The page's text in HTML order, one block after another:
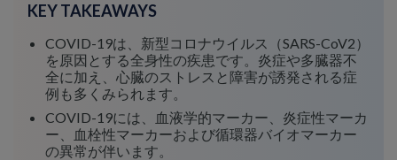
KEY TAKEAWAYS
COVID-19は、新型コロナウイルス（SARS-CoV2）
を原因とする全身性の疾患です。炎症や多臓器不
全に加え、心臓のストレスと障害が誘発される症
例も多くみられます。
COVID-19には、血液学的マーカー、炎症性マーカ
ー、血栓性マーカーおよび循環器バイオマーカー
の異常が伴います。